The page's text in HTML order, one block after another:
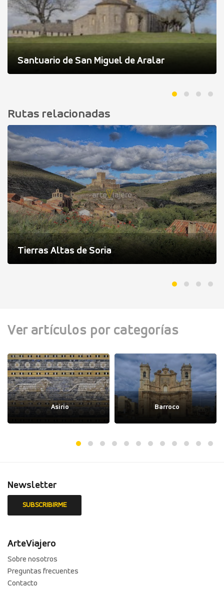
Santuario de San Miguel de Aralar
Rutas relacionadas
Tierras Altas de Soria
Ver artículos por categorías
Asirio Barroco
Newsletter
ArteViajero
Sobre nosotros
Preguntas frecuentes
Contacto